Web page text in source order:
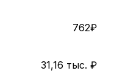
762₽
31,16 тыс. ₽